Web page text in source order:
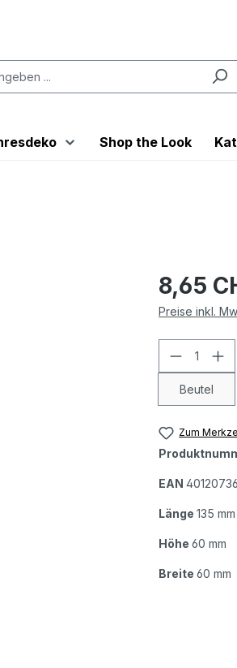
Shop the Look
8,65
Preise inkl.
Beutel
Zum
EAN
Länge 135 mm
Höhe 60 mm
Breite 60 mm